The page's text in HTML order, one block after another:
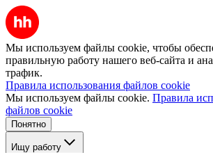
Мы используем файлы cookie, чтобы
правильную работу нашего веб-сайта и
трафик.
Правила использования файлов cookie
Мы используем файлы cookie. Правила
файлов cookie
Понятно
Ищу работу